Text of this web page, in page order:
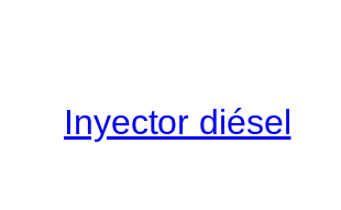
Inyector diésel